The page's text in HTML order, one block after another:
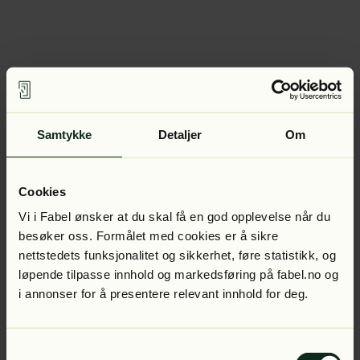
Samtykke Detaljer Om
Cookies
Vi i Fabel ønsker at du skal få en god opplevelse når du
besøker oss. Formålet med cookies er å sikre
nettstedets funksjonalitet og sikkerhet, føre statistikk, og
løpende tilpasse innhold og markedsføring på fabel.no og
i annonser for å presentere relevant innhold for deg.